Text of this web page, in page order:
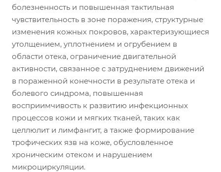
болезненность и повышенная тактильная
чувствительность в зоне поражения, структурные
изменения кожных покровов, характеризующиеся
утолщением, уплотнением и огрубением в
области отека, ограничение двигательной
активности, связанное с затруднением движений
в пораженной конечности в результате отека и
болевого синдрома, повышенная
восприимчивость к развитию инфекционных
процессов кожи и мягких тканей, таких как
целлюлит и лимфангит, а также формирование
трофических язв на коже, обусловленное
хроническим отеком и нарушением
микроциркуляции.